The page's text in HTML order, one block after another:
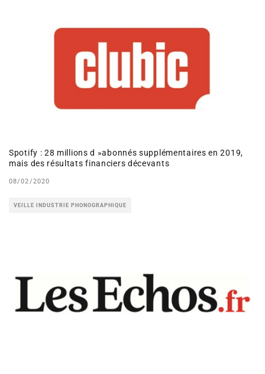
Spotify : 28 millions d »abonnés supplémentaires en 2019,
mais des résultats financiers décevants
08/02/2020
VEILLE INDUSTRIE PHONOGRAPHIQUE